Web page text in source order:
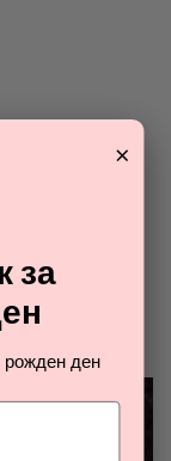
И
за парфюмите и
×
за
рожден ден